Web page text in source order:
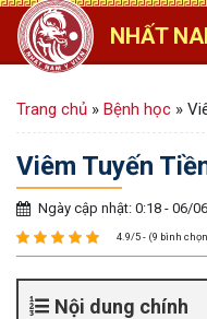
NHẤT
Trang chủ » Bệnh học »
Viêm Tuyến
Ngày cập nhật: 0:18 - 06/
4.9/5 - (9 bình
Nội dung chính